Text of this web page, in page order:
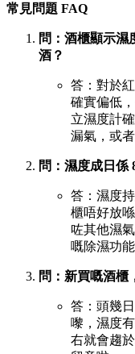
常見問題 FAQ
問：酒櫃顯示濕
酒？
答：對於
確實偏低
立濕度計
漏氣，或
問：濕度成日係
答：濕度
櫃唔好放
咗其他濕
嘅除濕功
問：新買嘅酒櫃
答：頭幾
嚟，濕度
右就會趨